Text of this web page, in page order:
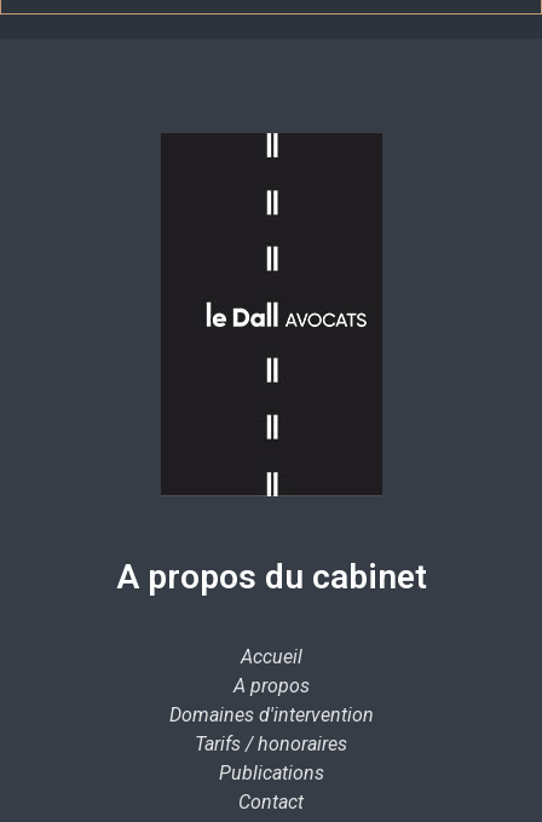
A propos du cabinet
Accueil
A propos
Domaines d'intervention
Tarifs / honoraires
Publications
Contact